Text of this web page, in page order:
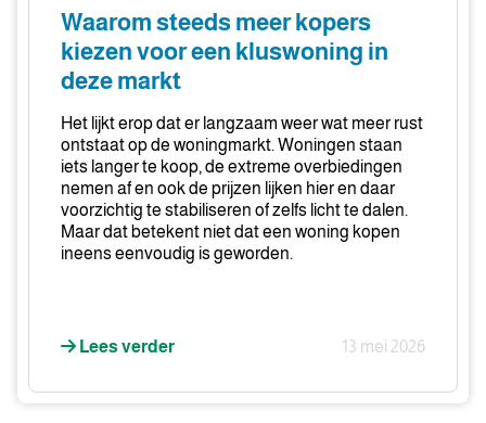
kopers
kiezen
kluswoning
Waarom steeds meer kopers
kiezen voor een kluswoning in
deze markt
Het lijkt erop dat er langzaam weer wat meer rust
ontstaat op de woningmarkt. Woningen staan
iets langer te koop, de extreme overbiedingen
nemen af en ook de prijzen lijken hier en daar
voorzichtig te stabiliseren of zelfs licht te dalen.
Maar dat betekent niet dat een woning kopen
ineens eenvoudig is geworden.
Lees verder 13 mei 2026